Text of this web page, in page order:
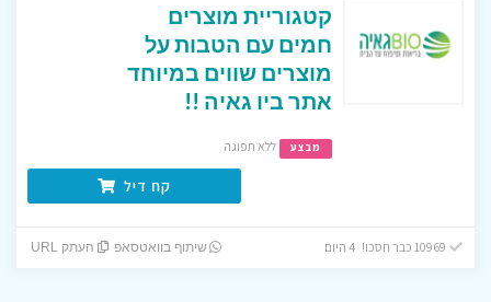
קטגוריית מוצרים
חמים עם הטבות על
מוצרים שווים במיוחד
אתר ביו גאיה !!
מבצע ללא תפוגה
קח דיל
שיתוף בוואטסאפ העתק URL